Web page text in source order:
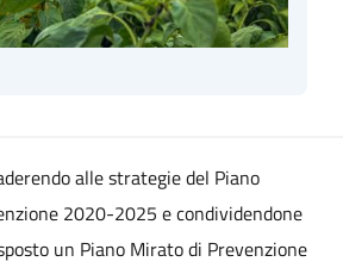
alle strategie del Piano
2020-2025 e condividendone
un Piano Mirato di Prevenzione